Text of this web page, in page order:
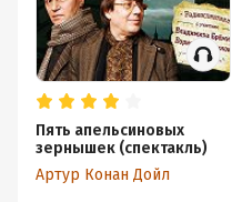
Пять апельсиновых
зернышек (спектакль)
Артур Конан Дойл